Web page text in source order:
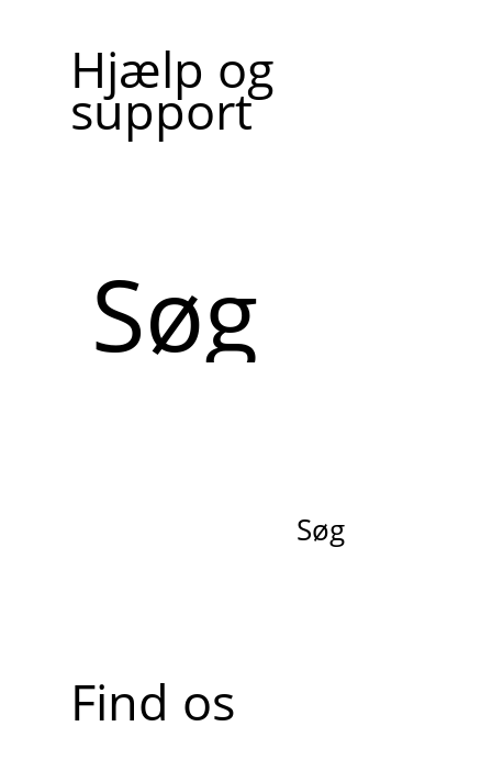
Hjælp og
support
Søg
Find os